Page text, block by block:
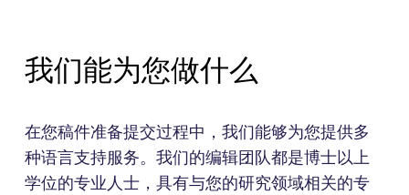
我们能为您做什么
在您稿件准备提交过程中，我们能够为您提供多
种语言支持服务。我们的编辑团队都是博士以上
学位的专业人士，具有与您的研究领域相关的专